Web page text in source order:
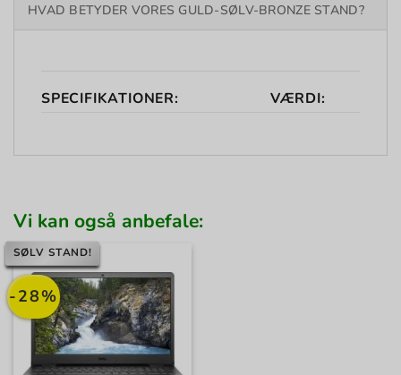
HVAD BETYDER VORES GULD-SØLV-BRONZE STAND?
SPECIFIKATIONER: VÆRDI:
Vi kan også anbefale:
-28%
SØLV STAND!